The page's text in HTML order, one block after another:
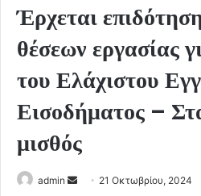
Έρχεται
θέσεων εργασίας
του Ελάχιστου
Εισοδήματος –
μισθός
admin
Send 21 Οκτωβρίου, 2024